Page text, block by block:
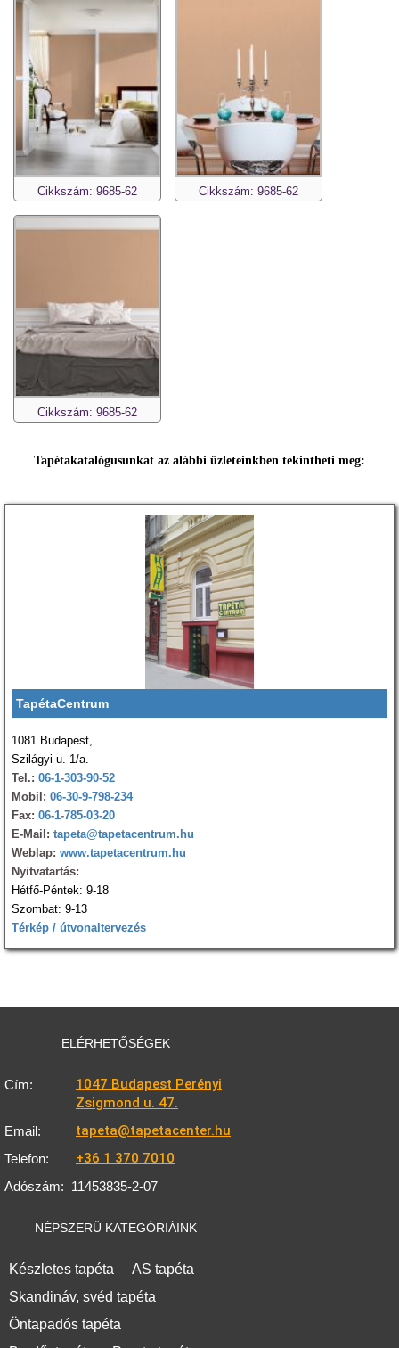
Cikkszám: 9685-62 Cikkszám: 9685-62
Cikkszám: 9685-62
Tapétakatalógusunkat az alábbi üzleteinkben tekintheti meg:
TapétaCentrum
1081 Budapest,
Szilágyi u. 1/a.
Tel.: 06-1-303-90-52
Mobil: 06-30-9-798-234
Fax: 06-1-785-03-20
E-Mail: tapeta@tapetacentrum.hu
Weblap: www.tapetacentrum.hu
Nyitvatartás:
Hétfő-Péntek: 9-18
Szombat: 9-13
Térkép / útvonaltervezés
ELÉRHETŐSÉGEK
Cím:
1047 Budapest Perényi
Zsigmond u. 47.
Email: tapeta@tapetacenter.hu
Telefon: +36 1 370 7010
Adószám: 11453835-2-07
NÉPSZERŰ KATEGÓRIÁINK
Készletes tapéta
AS tapéta
Skandináv, svéd tapéta
Öntapadós tapéta